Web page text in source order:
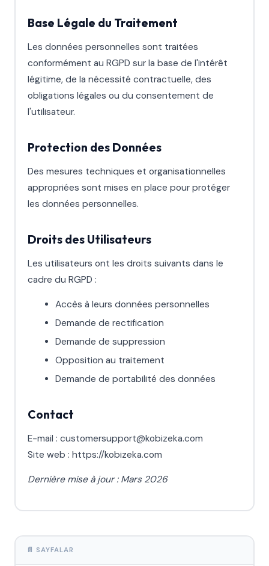
📄 SAYFALAR
Base Légale du Traitement
Les données personnelles sont traitées
conformément au RGPD sur la base de l'intérêt
légitime, de la nécessité contractuelle, des
obligations légales ou du consentement de
l'utilisateur.
Protection des Données
Des mesures techniques et organisationnelles
appropriées sont mises en place pour protéger
les données personnelles.
Droits des Utilisateurs
Les utilisateurs ont les droits suivants dans le
cadre du RGPD :
Accès à leurs données personnelles
Demande de rectification
Demande de suppression
Opposition au traitement
Demande de portabilité des données
Contact
E-mail : customersupport@kobizeka.com
Site web : https://kobizeka.com
Dernière mise à jour : Mars 2026